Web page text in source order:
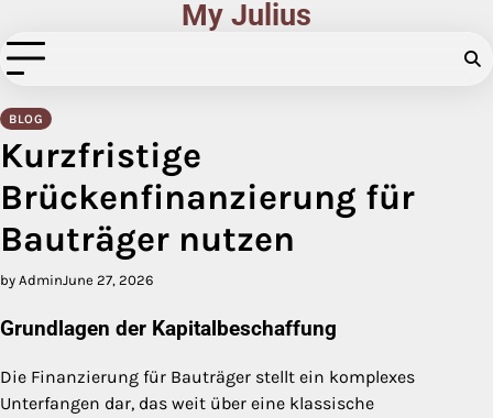
to
content
My Julius
BLOG
Kurzfristige
Brückenfinanzierung für
Bauträger nutzen
by AdminJune 27, 2026
Grundlagen der Kapitalbeschaffung
Die Finanzierung für Bauträger stellt ein komplexes
Unterfangen dar, das weit über eine klassische